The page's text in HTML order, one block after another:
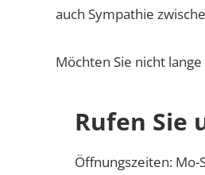
auch Sympathie
Möchten Sie nicht
Rufen Sie
Öffnungszeiten: Mo-